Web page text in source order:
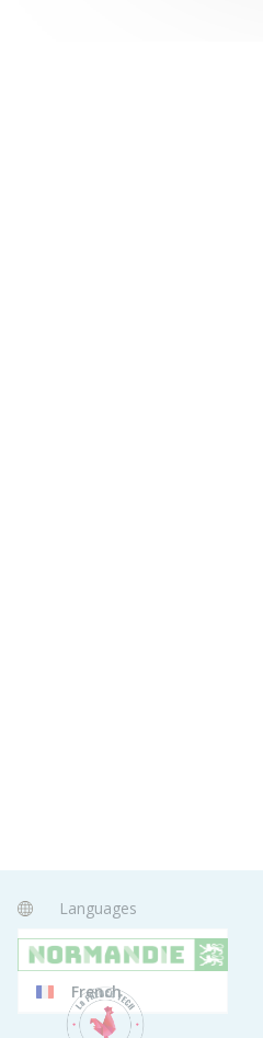
Languages
English
French